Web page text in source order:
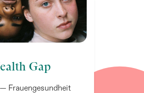
Gap
Frauengesundheit